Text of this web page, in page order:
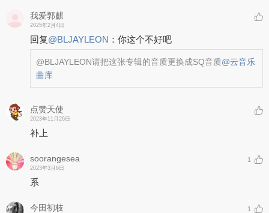
我爱郭麒
2025年2月4日
回复@BLJAYLEON ： 你这个不好吧
@BLJAYLEON请把这张专辑的音质更换成SQ音质@云音乐
曲库
点赞天使
2023年11月26日
补上
soorangesea
2023年3月6日
1
系
今田初枝 1